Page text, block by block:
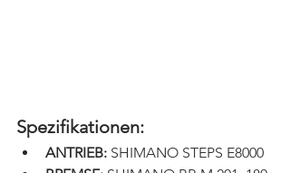
Spezifikationen:
ANTRIEB: SHIMANO STEPS E8000